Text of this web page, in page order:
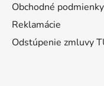
Obchodné podmienky
Reklamácie
Odstúpenie zmluvy